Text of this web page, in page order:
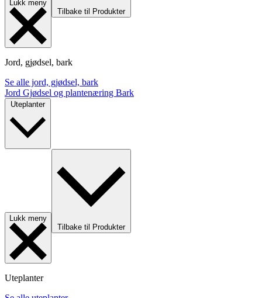
Lukk meny
Tilbake til Produkter
Jord, gjødsel, bark
Se alle jord, gjødsel, bark
Jord Gjødsel og plantenæring Bark
Uteplanter
Lukk meny
Tilbake til Produkter
Uteplanter